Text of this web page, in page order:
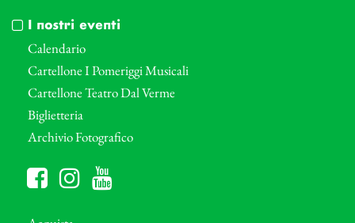
I nostri eventi
Calendario
Cartellone I Pomeriggi Musicali
Cartellone Teatro Dal Verme
Biglietteria
Archivio Fotografico